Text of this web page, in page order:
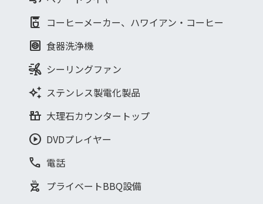
coffee_maker コーヒーメーカー、ハワイアン・コーヒー
heat_pump 食器洗浄機
wind_power シーリングファン
auto_awesome ステンレス製電化製品
countertops 大理石カウンタートップ
play_circle DVDプレイヤー
phone 電話
outdoor_grill プライベートBBQ設備